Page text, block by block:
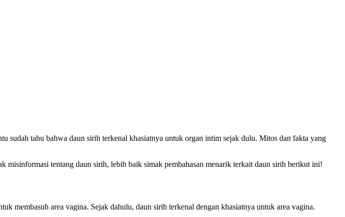
sudah tahu bahwa daun sirih terkenal khasiatnya untuk organ intim sejak dulu. Mitos dan fakta yang
misinformasi tentang daun sirih, lebih baik simak pembahasan menarik terkait daun sirih berikut ini!
membasuh area vagina. Sejak dahulu, daun sirih terkenal dengan khasiatnya untuk area vagina.